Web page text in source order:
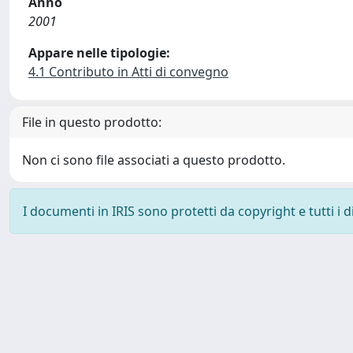
2001
Appare nelle tipologie:
4.1 Contributo in Atti di convegno
File in questo prodotto:
Non ci sono file associati a questo prodotto.
I documenti in IRIS sono protetti da copyright e tutti i